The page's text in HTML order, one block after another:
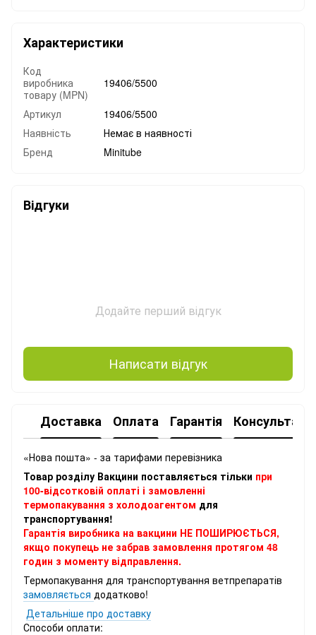
Характеристики
Код
виробника
товару (MPN)
19406/5500
Артикул
19406/5500
Наявність
Немає в наявності
Бренд
Minitube
Відгуки
Додайте перший відгук
Написати відгук
Доставка Оплата Гарантія Консультація
«Нова пошта» - за тарифами перевізника
Товар розділу Вакцини поставляється тільки при
100-відсотковій оплаті і замовленні
термопакування з холодоагентом для
транспортування!
Гарантія виробника на вакцини НЕ ПОШИРЮЄТЬСЯ,
якщо покупець не забрав замовлення протягом 48
годин з моменту відправлення.
Термопакування для транспортування ветпрепаратів
замовляється додатково!
Детальніше про доставку
Способи оплати: